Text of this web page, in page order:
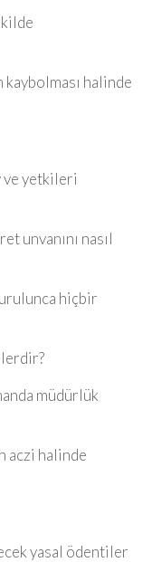
kaybolması halinde
ve yetkileri
unvanını nasıl
hiçbir
müdürlük
aczi halinde
yasal ödentiler